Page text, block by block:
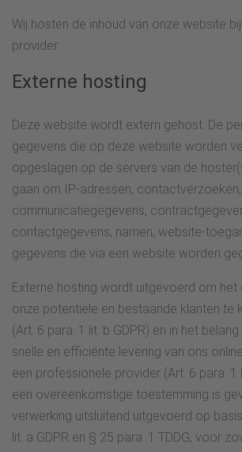
Wij hosten de inhoud van onze website
provider:
Externe hosting
Deze website wordt extern gehost. De
gegevens die op deze website worden
opgeslagen op de servers van de
gaan om IP-adressen,
communicatiegegevens,
contactgegevens, namen, website-
gegevens die via een website worden
Externe hosting wordt uitgevoerd om
onze potentiële en bestaande klanten te
(Art. 6 para. 1 lit. b GDPR) en in het
snelle en efficiënte levering van ons
een professionele provider (Art. 6 para. 1
een overeenkomstige toestemming is
verwerking uitsluitend uitgevoerd op
lit. a GDPR en § 25 para. 1 TDDG, voor